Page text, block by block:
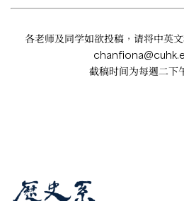
各老师及同学如欲投稿，请将中英
截稿时间为每週二下